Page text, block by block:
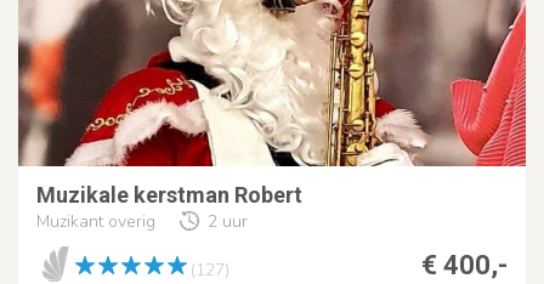
Muzikale kerstman Robert
Muzikant overig 2 uur
€ 400,-
(127)